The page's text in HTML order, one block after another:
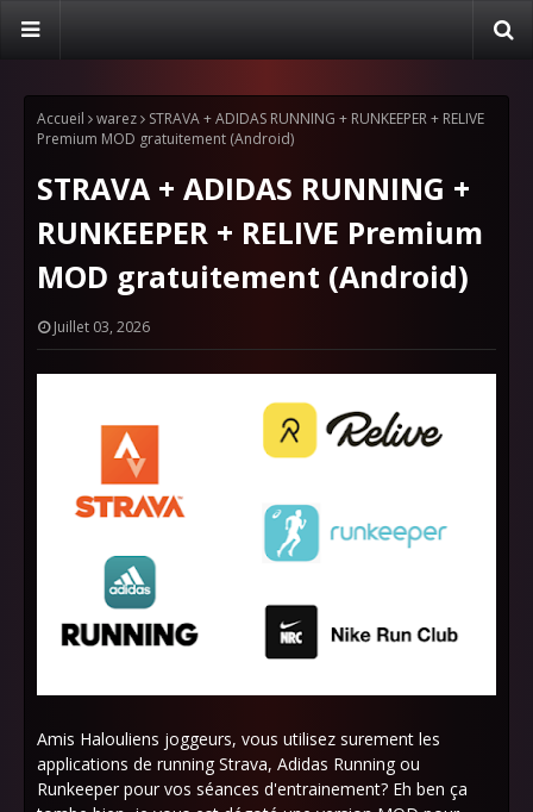
Accueil warez
STRAVA + ADIDAS RUNNING + RUNKEEPER + RELIVE
Premium MOD gratuitement (Android)
STRAVA + ADIDAS RUNNING +
RUNKEEPER + RELIVE Premium
MOD gratuitement (Android)
Juillet 03, 2026
Amis Halouliens joggeurs, vous utilisez surement les
applications de running Strava, Adidas Running ou
Runkeeper pour vos séances d'entrainement? Eh ben ça